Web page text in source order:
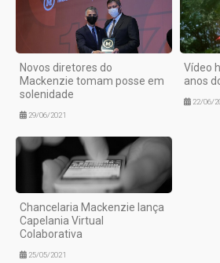
Novos diretores do
Mackenzie tomam posse em
solenidade
29/06/2021
Vídeo
anos
22/06/
Chancelaria Mackenzie lança
Capelania Virtual
Colaborativa
25/05/2021